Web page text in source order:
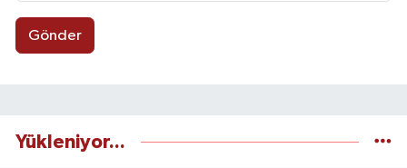
Gönder
Yükleniyor...